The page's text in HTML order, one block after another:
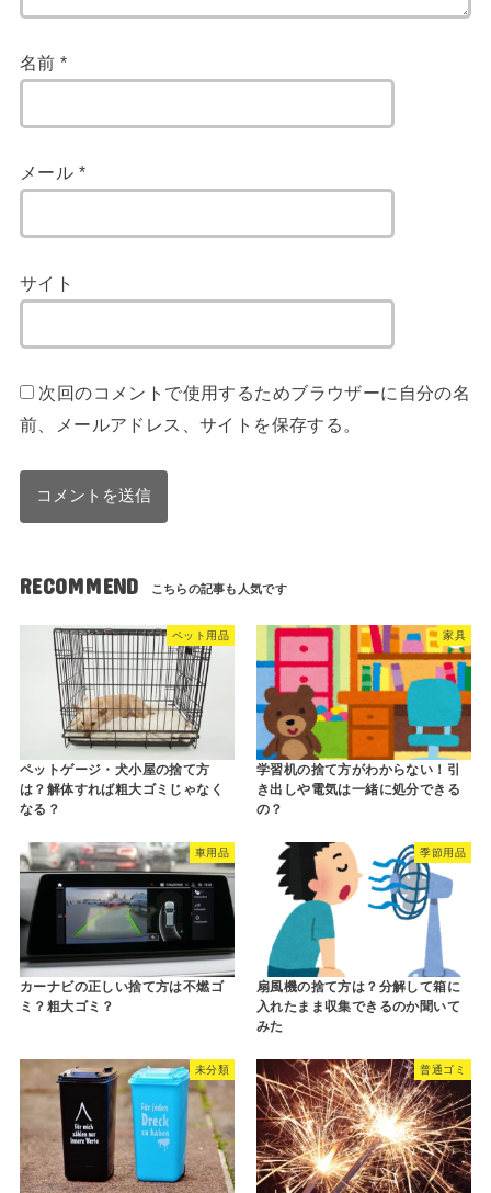
名前*
メール *
サイト
次回のコメントで使用するためブラウザーに自分の名
前、メールアドレス、サイトを保存する。
RECOMMEND
ペット用品
ペットゲージ・犬小屋の捨て方
は？解体すれば粗大ゴミじゃなく
なる？
家具
学習机の捨て方がわからない！引
き出しや電気は一緒に処分できる
の？
車用品
カーナビの正しい捨て方は不燃ゴ
ミ？粗大ゴミ？
季節用品
扇風機の捨て方は？分解して箱に
入れたまま収集できるのか聞いて
みた
未分類 普通ゴミ